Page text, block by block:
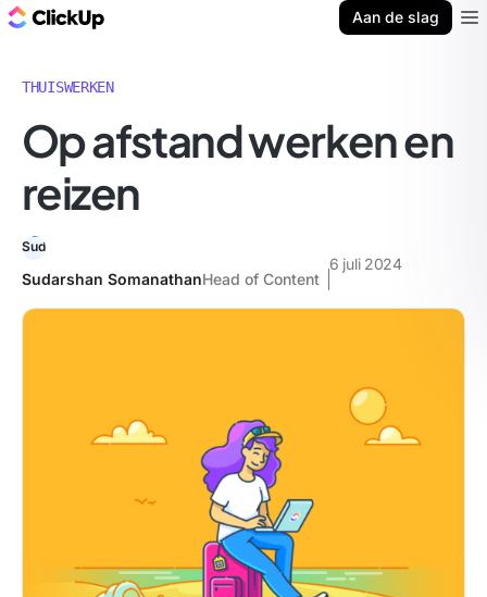
Aan de slag
THUISWERKEN
Op afstand werken en
reizen
Sudarshan SomanathanHead of Content
6 juli 2024